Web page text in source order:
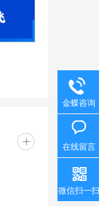
+
金蝶咨询
在线留言
微信扫一扫